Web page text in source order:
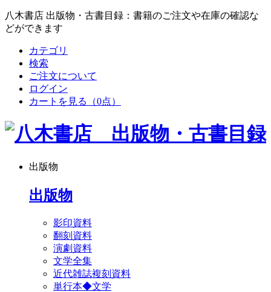
八木書店 出版物・古書目録：書籍のご注文や在庫の確認な
どができます
カテゴリ
検索
ご注文について
ログイン
カートを見る
（0点）
出版物
出版物
影印資料
翻刻資料
演劇資料
文学全集
近代雑誌複刻資料
単行本◆文学